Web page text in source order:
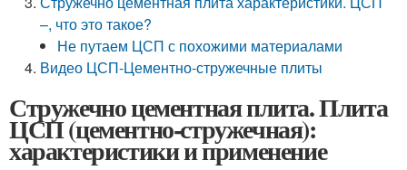
–, что это такое?
Не путаем ЦСП с похожими материалами
Видео ЦСП-Цементно-стружечные плиты
Стружечно цементная плита. Плита
ЦСП (цементно-стружечная):
характеристики и применение